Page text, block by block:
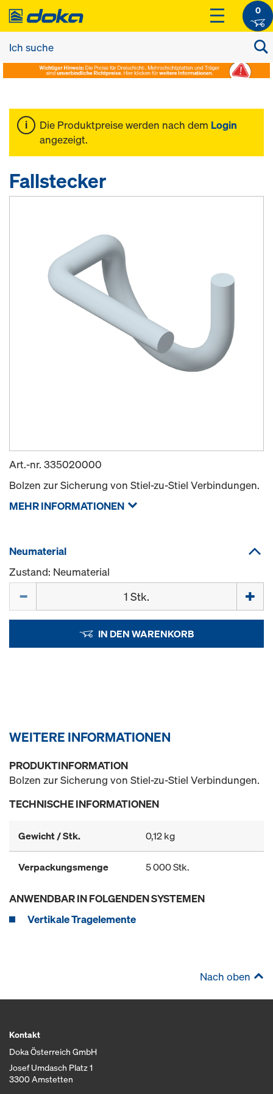
0
Die Produktpreise werden nach dem Login
angezeigt.
Fallstecker
Art.-nr. 335020000
Bolzen zur Sicherung von Stiel-zu-Stiel Verbindungen.
MEHR INFORMATIONEN
Neumaterial
Zustand: Neumaterial
IN DEN WARENKORB
WEITERE INFORMATIONEN
PRODUKTINFORMATION
Bolzen zur Sicherung von Stiel-zu-Stiel Verbindungen.
TECHNISCHE INFORMATIONEN
Gewicht / Stk. 0,12 kg
Verpackungsmenge 5 000 Stk.
ANWENDBAR IN FOLGENDEN SYSTEMEN
Vertikale Tragelemente
Nach oben
Kontakt
Doka Österreich GmbH
Josef Umdasch Platz 1
3300 Amstetten